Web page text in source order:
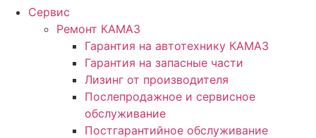
Сервис
Ремонт КАМАЗ
Гарантия на автотехнику КАМАЗ
Гарантия на запасные части
Лизинг от производителя
Послепродажное и сервисное
обслуживание
Постгарантийное обслуживание